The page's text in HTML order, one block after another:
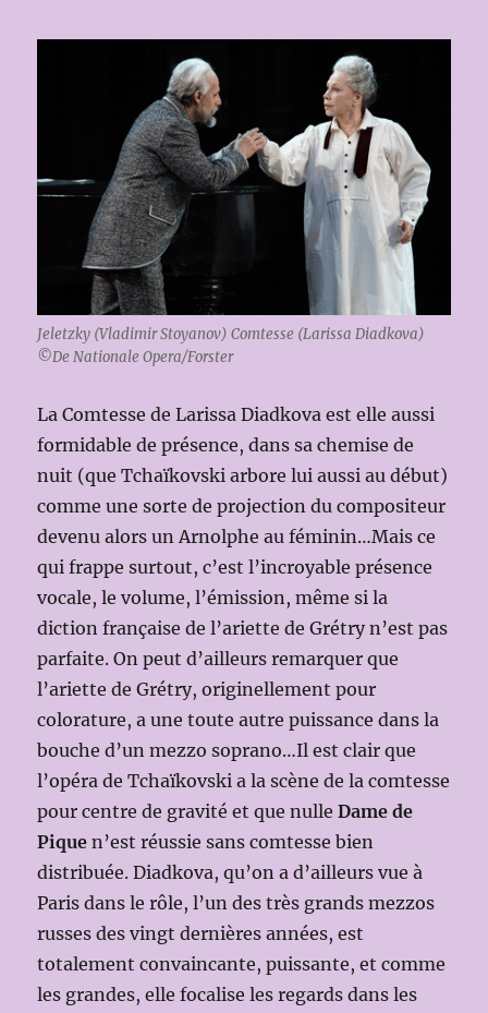
Jeletzky (Vladimir Stoyanov) Comtesse (Larissa Diadkova)
©De Nationale Opera/Forster
La Comtesse de Larissa Diadkova est elle aussi
formidable de présence, dans sa chemise de
nuit (que Tchaïkovski arbore lui aussi au début)
comme une sorte de projection du compositeur
devenu alors un Arnolphe au féminin…Mais ce
qui frappe surtout, c’est l’incroyable présence
vocale, le volume, l’émission, même si la
diction française de l’ariette de Grétry n’est pas
parfaite. On peut d’ailleurs remarquer que
l’ariette de Grétry, originellement pour
colorature, a une toute autre puissance dans la
bouche d’un mezzo soprano…Il est clair que
l’opéra de Tchaïkovski a la scène de la comtesse
pour centre de gravité et que nulleDame de
Pique n’est réussie sans comtesse bien
distribuée. Diadkova, qu’on a d’ailleurs vue à
Paris dans le rôle, l’un des très grands mezzos
russes des vingt dernières années, est
totalement convaincante, puissante, et comme
les grandes, elle focalise les regards dans les